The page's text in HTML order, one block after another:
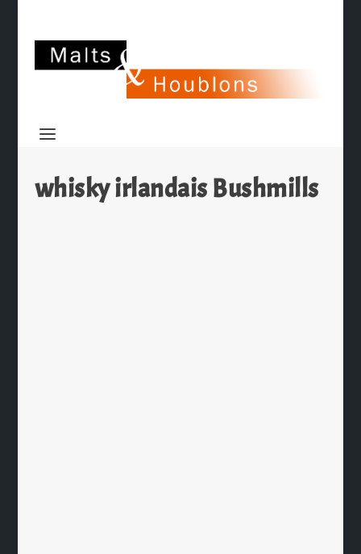
whisky irlandais Bushmills